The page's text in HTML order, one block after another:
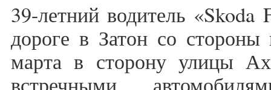
39-летний водитель «Skoda
дороге в Затон со
марта в сторону улицы